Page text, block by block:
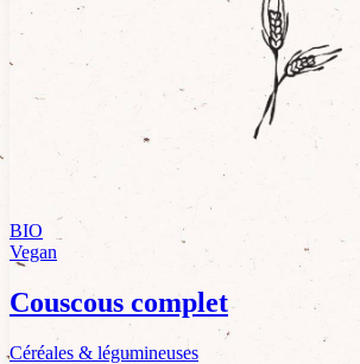
BIO
Vegan
Couscous complet
Céréales & légumineuses